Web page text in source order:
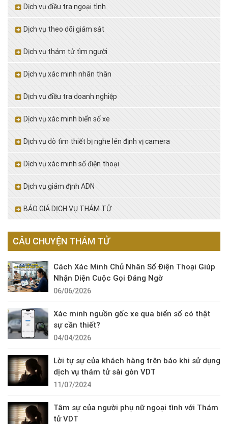
Dịch vụ điều tra ngoại tình
Dịch vụ theo dõi giám sát
Dịch vụ thám tử tìm người
Dịch vụ xác minh nhân thân
Dịch vụ điều tra doanh nghiệp
Dịch vụ xác minh biển số xe
Dịch vụ dò tìm thiết bị nghe lén định vị camera
Dịch vụ xác minh số điện thoại
Dịch vụ giám định ADN
BÁO GIÁ DỊCH VỤ THÁM TỬ
CÂU CHUYỆN THÁM TỬ
Cách Xác Minh Chủ Nhân Số Điện Thoại Giúp
Nhận Diện Cuộc Gọi Đáng Ngờ
06/06/2026
Xác minh nguồn gốc xe qua biển số có thật
sự cần thiết?
04/04/2026
Lời tự sự của khách hàng trên báo khi sử dụng
dịch vụ thám tử sài gòn VDT
11/07/2024
Tâm sự của người phụ nữ ngoại tình với Thám
tử VDT